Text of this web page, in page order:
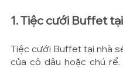
1. Tiệc cưới Buffet
Tiệc cưới Buffet tại nhà
của cô dâu hoặc chú